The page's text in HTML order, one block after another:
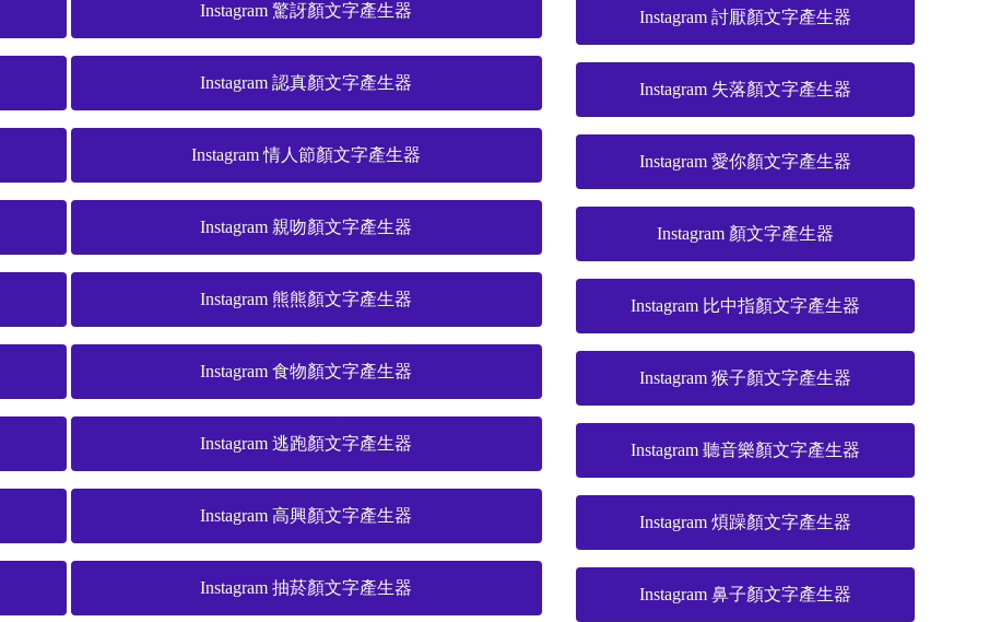
Instagram 驚訝顏文字產生器
Instagram 認真顏文字產生器
Instagram 情人節顏文字產生器
Instagram 親吻顏文字產生器
Instagram 熊熊顏文字產生器
Instagram 食物顏文字產生器
Instagram 逃跑顏文字產生器
Instagram 高興顏文字產生器
Instagram 抽菸顏文字產生器
Instagram 討厭顏文字產生器
Instagram 失落顏文字產生器
Instagram 愛你顏文字產生器
Instagram 顏文字產生器
Instagram 比中指顏文字產生器
Instagram 猴子顏文字產生器
Instagram 聽音樂顏文字產生器
Instagram 煩躁顏文字產生器
Instagram 鼻子顏文字產生器